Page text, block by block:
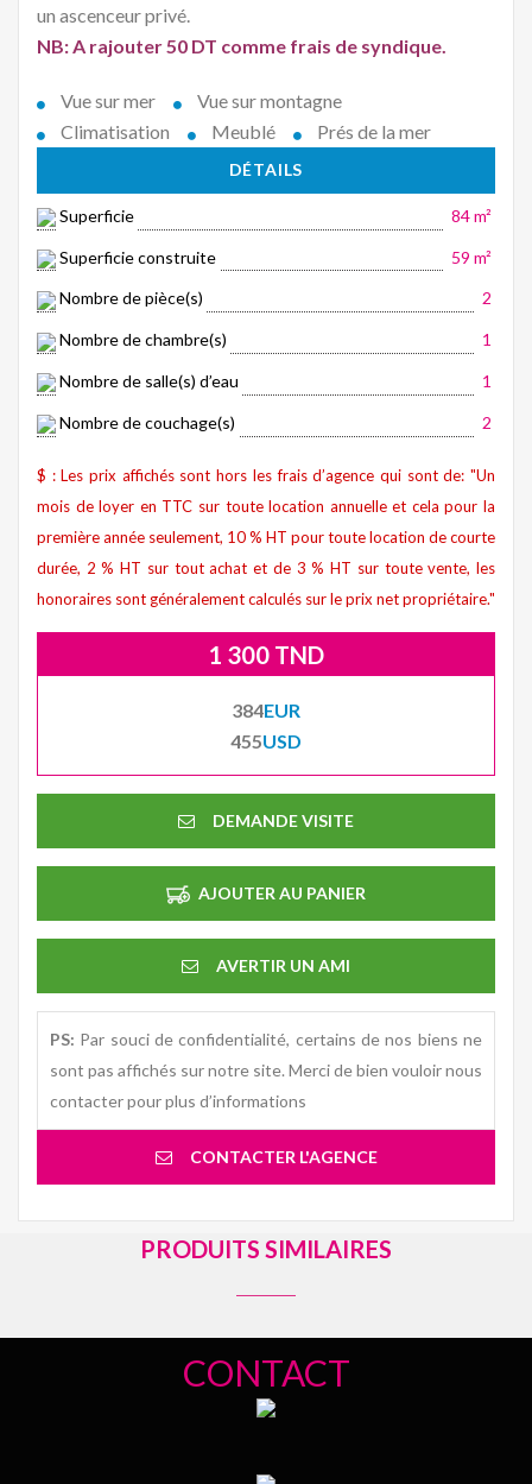
un ascenceur privé.
NB: A rajouter 50 DT comme frais de syndique.
Vue sur mer
Vue sur montagne
Climatisation
Meublé Prés de la mer
DÉTAILS
Superficie 84 m²
Superficie construite 59 m²
Nombre de pièce(s) 2
Nombre de chambre(s) 1
Nombre de salle(s) d’eau 1
Nombre de couchage(s) 2
$ : Les prix affichés sont hors les frais d’agence qui sont de: "Un
mois de loyer en TTC sur toute location annuelle et cela pour la
première année seulement, 10 % HT pour toute location de courte
durée, 2 % HT sur tout achat et de 3 % HT sur toute vente, les
honoraires sont généralement calculés sur le prix net propriétaire."
1 300 TND
384EUR
455USD
DEMANDE VISITE
AJOUTER AU PANIER
AVERTIR UN AMI
PS: Par souci de confidentialité, certains de nos biens ne
sont pas affichés sur notre site. Merci de bien vouloir nous
contacter pour plus d’informations
CONTACTER L'AGENCE
PRODUITS SIMILAIRES
CONTACT